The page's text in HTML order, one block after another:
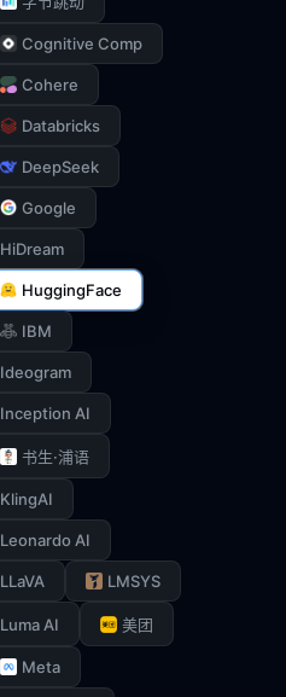
Cognitive Comp
Cohere
Databricks
DeepSeek
Google
HiDream
HuggingFace
IBM
Ideogram
Inception AI
书生·浦语
KlingAI
Leonardo AI
LLaVA LMSYS
Luma AI 美团
Meta